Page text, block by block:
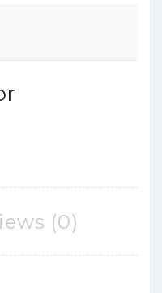
(0)